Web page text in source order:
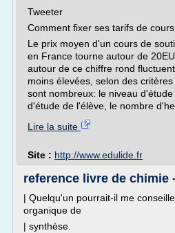
Tweeter
Comment fixer ses tarifs de
Le prix moyen d'un cours de
en France tourne autour de
autour de ce chiffre rond
moins élevées, selon des
sont nombreux: le niveau
d'étude de l'élève, le nombre
Lire la suite
Site : http://www.edulide.fr
reference livre de chimie
| Quelqu'un pourrait-il me
organique de
| synthèse.